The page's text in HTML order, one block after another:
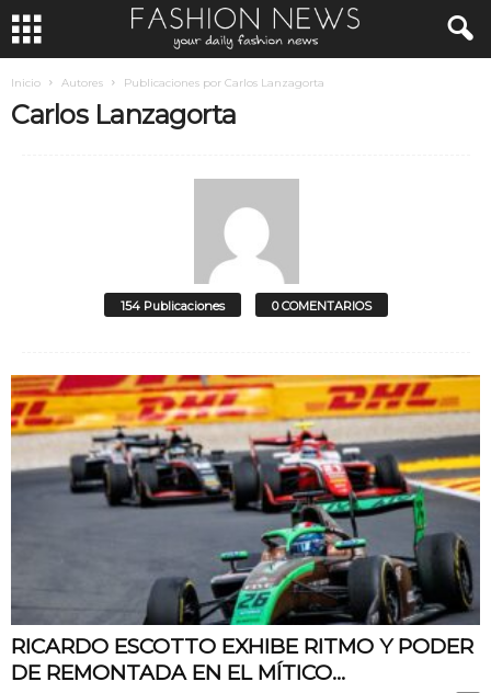
Inicio Autores Publicaciones por Carlos Lanzagorta
Carlos Lanzagorta
154 Publicaciones 0 COMENTARIOS
RICARDO ESCOTTO EXHIBE RITMO Y PODER
DE REMONTADA EN EL MÍTICO...